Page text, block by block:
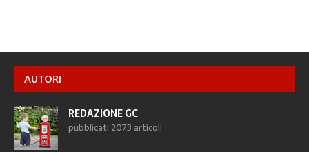
AUTORI
REDAZIONE GC
pubblicati 2073 articoli